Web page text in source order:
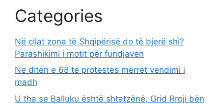
Categories
Në cilat zona të Shqipërisë do të bjerë shi?
Parashikimi i motit për fundjaven
Ne diten e 68 te protestes merret vendimi i
madh
U tha se Balluku është shtatzënë, Grid Rroji bën